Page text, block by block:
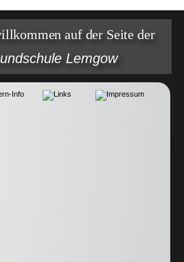
auf der Seite der
Lemgow